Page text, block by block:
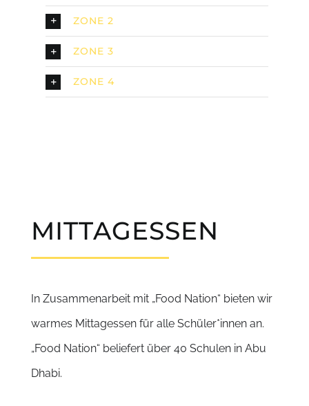
ZONE 2
ZONE 3
ZONE 4
MITTAGESSEN
In Zusammenarbeit mit „Food Nation“ bieten wir
warmes Mittagessen für alle Schüler*innen an.
„Food Nation“ beliefert über 40 Schulen in Abu
Dhabi.